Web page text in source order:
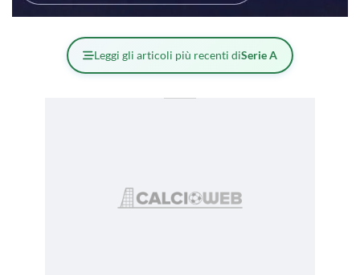
Leggi gli articoli più recenti diSerie A